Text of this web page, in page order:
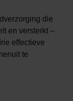
die
en versterkt –
effectieve
te